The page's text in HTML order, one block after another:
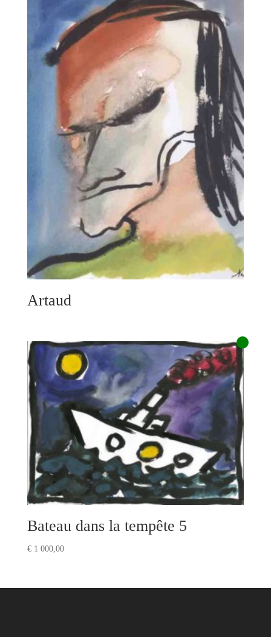
Artaud
Bateau dans la tempête 5
€1 000,00